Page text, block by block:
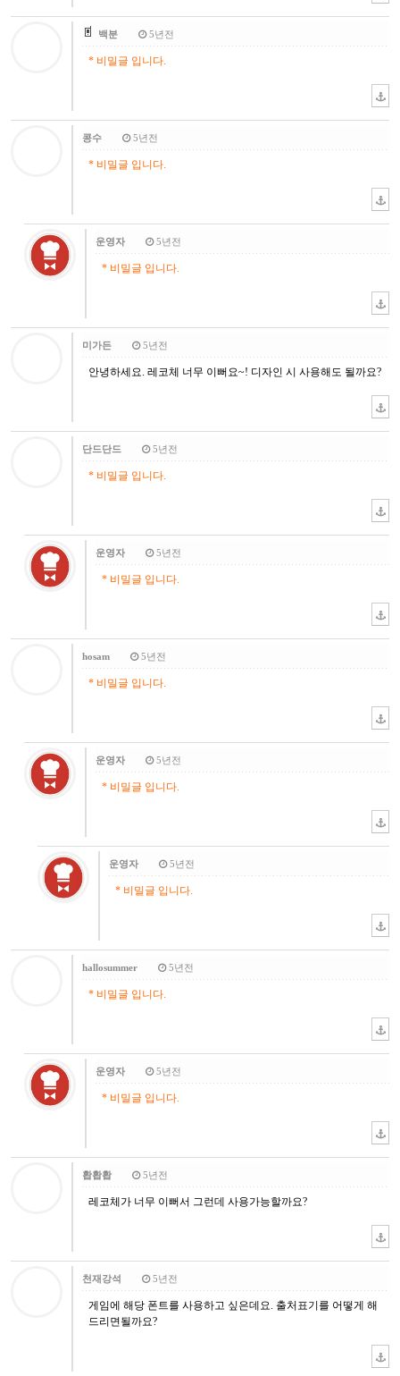
백분 5년전
* 비밀글 입니다.
콩수 5년전
* 비밀글 입니다.
운영자 5년전
* 비밀글 입니다.
미가든 5년전
안녕하세요. 레코체 너무 이뻐요~! 디자인 시 사용해도 될까요?
단드단드 5년전
* 비밀글 입니다.
운영자 5년전
* 비밀글 입니다.
hosam 5년전
* 비밀글 입니다.
운영자 5년전
* 비밀글 입니다.
운영자 5년전
* 비밀글 입니다.
hallosummer 5년전
* 비밀글 입니다.
운영자 5년전
* 비밀글 입니다.
홥홥홥 5년전
레코체가 너무 이뻐서 그런데 사용가능할까요?
천재강석 5년전
게임에 해당 폰트를 사용하고 싶은데요. 출처표기를 어떻게 해
드리면될까요?